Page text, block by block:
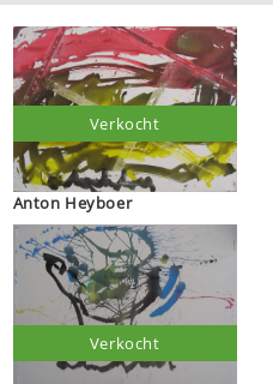
Anton Heyboer
Verkocht
Verkocht